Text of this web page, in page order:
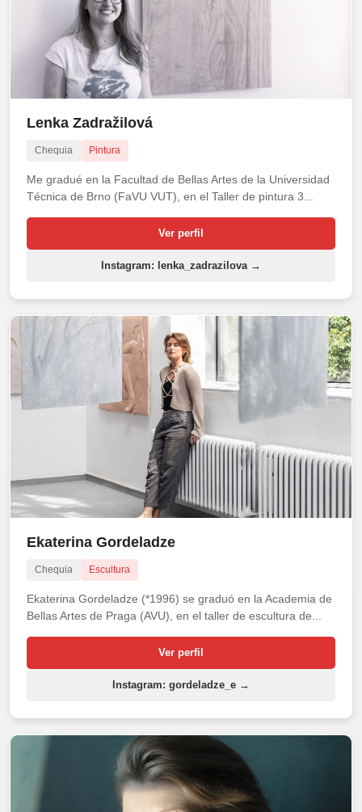
Lenka Zadražilová
Chequia Pintura
Me gradué en la Facultad de Bellas Artes de la Universidad
Técnica de Brno (FaVU VUT), en el Taller de pintura 3...
Ver perfil
Instagram: lenka_zadrazilova →
Ekaterina Gordeladze
Chequia Escultura
Ekaterina Gordeladze (*1996) se graduó en la Academia de
Bellas Artes de Praga (AVU), en el taller de escultura de...
Ver perfil
Instagram: gordeladze_e →